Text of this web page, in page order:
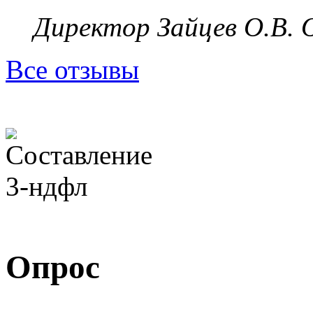
Директор Зайцев О.В.
Все отзывы
Опрос